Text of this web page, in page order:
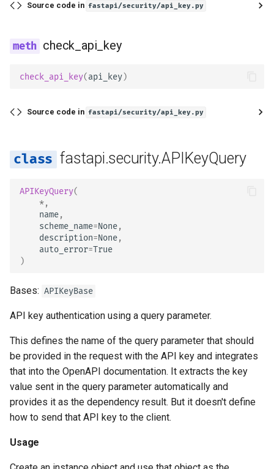
Source code in fastapi/security/api_key.py
check_api_key
check_api_key(api_key)
Source code in fastapi/security/api_key.py
fastapi.security.APIKeyQuery
APIKeyQuery(
*,
name,
scheme_name=None,
description=None,
auto_error=True
)
Bases: APIKeyBase
API key authentication using a query parameter.
This defines the name of the query parameter that should
be provided in the request with the API key and integrates
that into the OpenAPI documentation. It extracts the key
value sent in the query parameter automatically and
provides it as the dependency result. But it doesn't define
how to send that API key to the client.
Usage